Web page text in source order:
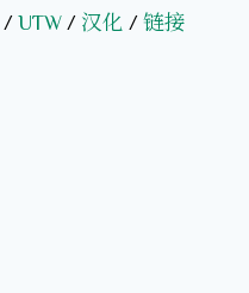
/UTW / 汉化 /链接